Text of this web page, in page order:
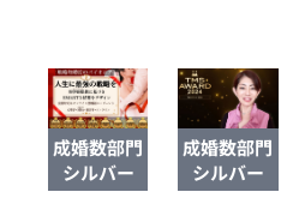
成婚数部門
シルバー
成婚数部門
シルバー